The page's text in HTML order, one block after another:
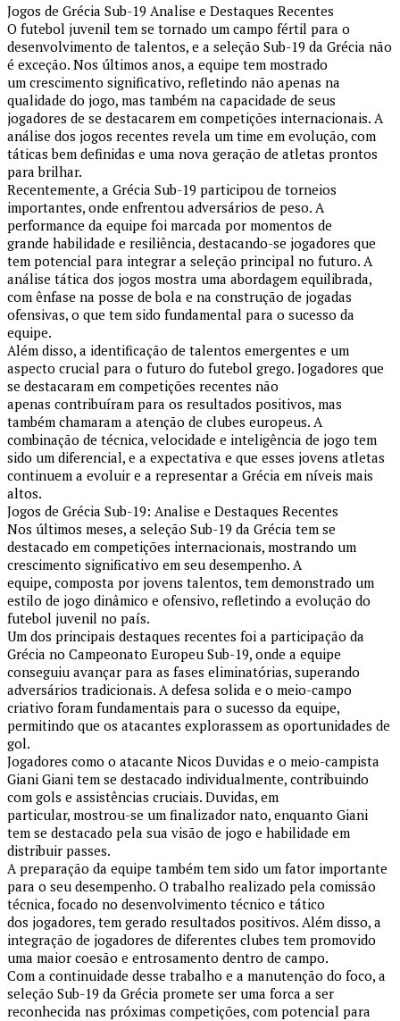
Jogos de Grécia Sub-19 Analise e Destaques Recentes
O futebol juvenil tem se tornado um campo fértil para o
desenvolvimento de talentos, e a seleção Sub-19 da Grécia não
é exceção. Nos últimos anos, a equipe tem mostrado
um crescimento significativo, refletindo não apenas na
qualidade do jogo, mas também na capacidade de seus
jogadores de se destacarem em competições internacionais. A
análise dos jogos recentes revela um time em evolução, com
táticas bem definidas e uma nova geração de atletas prontos
para brilhar.
Recentemente, a Grécia Sub-19 participou de torneios
importantes, onde enfrentou adversários de peso. A
performance da equipe foi marcada por momentos de
grande habilidade e resiliência, destacando-se jogadores que
tem potencial para integrar a seleção principal no futuro. A
análise tática dos jogos mostra uma abordagem equilibrada,
com ênfase na posse de bola e na construção de jogadas
ofensivas, o que tem sido fundamental para o sucesso da
equipe.
Além disso, a identificação de talentos emergentes e um
aspecto crucial para o futuro do futebol grego. Jogadores que
se destacaram em competições recentes não
apenas contribuíram para os resultados positivos, mas
também chamaram a atenção de clubes europeus. A
combinação de técnica, velocidade e inteligência de jogo tem
sido um diferencial, e a expectativa e que esses jovens atletas
continuem a evoluir e a representar a Grécia em níveis mais
altos.
Jogos de Grécia Sub-19: Analise e Destaques Recentes
Nos últimos meses, a seleção Sub-19 da Grécia tem se
destacado em competições internacionais, mostrando um
crescimento significativo em seu desempenho. A
equipe, composta por jovens talentos, tem demonstrado um
estilo de jogo dinâmico e ofensivo, refletindo a evolução do
futebol juvenil no país.
Um dos principais destaques recentes foi a participação da
Grécia no Campeonato Europeu Sub-19, onde a equipe
conseguiu avançar para as fases eliminatórias, superando
adversários tradicionais. A defesa solida e o meio-campo
criativo foram fundamentais para o sucesso da equipe,
permitindo que os atacantes explorassem as oportunidades de
gol.
Jogadores como o atacante Nicos Duvidas e o meio-campista
Giani Giani tem se destacado individualmente, contribuindo
com gols e assistências cruciais. Duvidas, em
particular, mostrou-se um finalizador nato, enquanto Giani
tem se destacado pela sua visão de jogo e habilidade em
distribuir passes.
A preparação da equipe também tem sido um fator importante
para o seu desempenho. O trabalho realizado pela comissão
técnica, focado no desenvolvimento técnico e tático
dos jogadores, tem gerado resultados positivos. Além disso, a
integração de jogadores de diferentes clubes tem promovido
uma maior coesão e entrosamento dentro de campo.
Com a continuidade desse trabalho e a manutenção do foco, a
seleção Sub-19 da Grécia promete ser uma forca a ser
reconhecida nas próximas competições, com potencial para